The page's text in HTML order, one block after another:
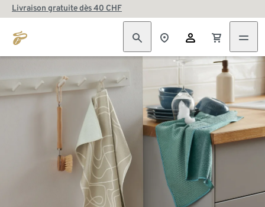
Livraison gratuite dès 40 CHF